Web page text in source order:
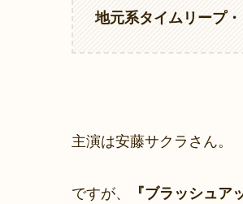
地元系タイムリープ
主演は安藤サクラさん。
ですが、 『ブラッシュア